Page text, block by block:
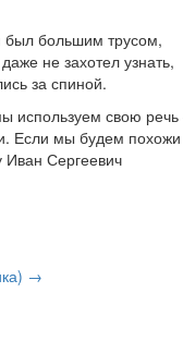
был большим трусом,
не захотел узнать,
за спиной.
используем свою речь
Если мы будем похожи
Иван Сергеевич
→